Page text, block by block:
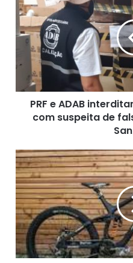
F
e
A
A
i
d
i
t
a
m
l
o
t
e
PRF e ADAB
com suspeita de
B
i
k
e
é
f
u
r
t